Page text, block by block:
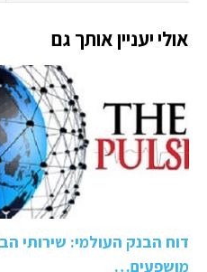
אולי יעניין אותך גם
דוח הבנק העולמי: שירותי
מושפעים…